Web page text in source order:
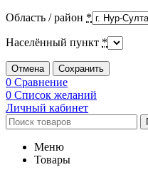
Область / район *
Населённый пункт *
Отмена Сохранить
0 Сравнение
0 Список желаний
Личный кабинет
Меню
Товары